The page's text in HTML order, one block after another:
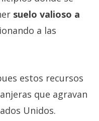
suelo valioso a
a las
estos recursos
que agravan
Unidos.